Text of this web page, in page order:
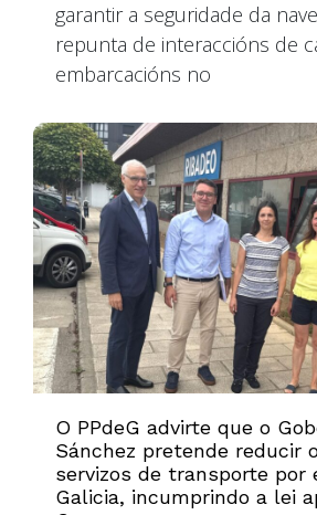
garantir a seguridade da
repunta de interaccións de
embarcacións no
O PPdeG advirte que o
Sánchez pretende reducir
servizos de transporte por
Galicia, incumprindo a lei